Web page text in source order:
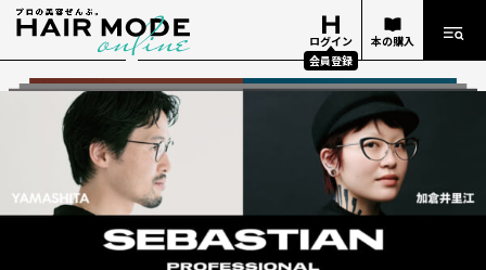
ログイン
会員登録
本の購入